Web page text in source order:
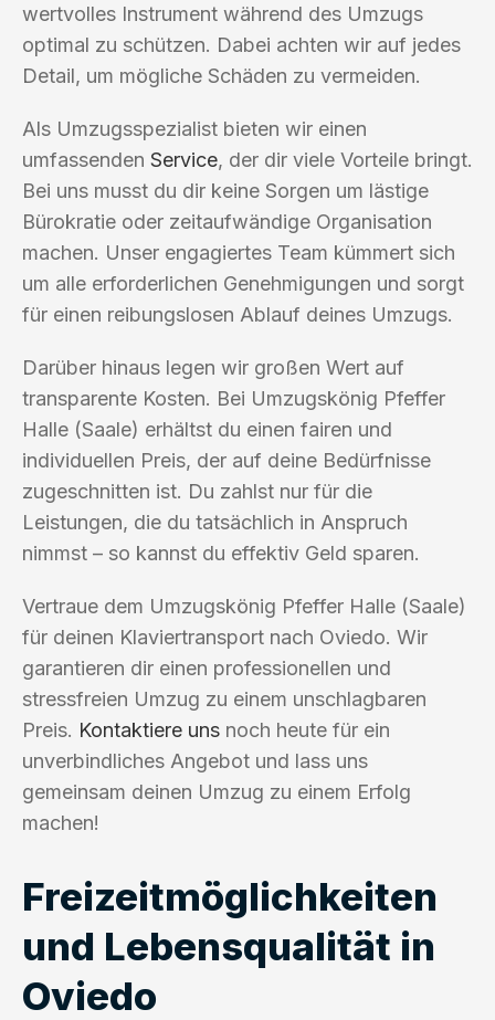
wertvolles Instrument während des Umzugs
optimal zu schützen. Dabei achten wir auf jedes
Detail, um mögliche Schäden zu vermeiden.
Als Umzugsspezialist bieten wir einen
umfassenden Service, der dir viele Vorteile bringt.
Bei uns musst du dir keine Sorgen um lästige
Bürokratie oder zeitaufwändige Organisation
machen. Unser engagiertes Team kümmert sich
um alle erforderlichen Genehmigungen und sorgt
für einen reibungslosen Ablauf deines Umzugs.
Darüber hinaus legen wir großen Wert auf
transparente Kosten. Bei Umzugskönig Pfeffer
Halle (Saale) erhältst du einen fairen und
individuellen Preis, der auf deine Bedürfnisse
zugeschnitten ist. Du zahlst nur für die
Leistungen, die du tatsächlich in Anspruch
nimmst – so kannst du effektiv Geld sparen.
Vertraue dem Umzugskönig Pfeffer Halle (Saale)
für deinen Klaviertransport nach Oviedo. Wir
garantieren dir einen professionellen und
stressfreien Umzug zu einem unschlagbaren
Preis. Kontaktiere uns noch heute für ein
unverbindliches Angebot und lass uns
gemeinsam deinen Umzug zu einem Erfolg
machen!
Freizeitmöglichkeiten
und Lebensqualität in
Oviedo